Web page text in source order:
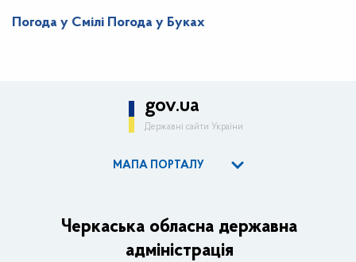
Погода у Смілі Погода у Буках
gov.ua
Державні сайти України
МАПА ПОРТАЛУ
Керівництво адміністрації
Основні завдання та нормативно-правові засади
Черкаська обласна державна
адміністрація